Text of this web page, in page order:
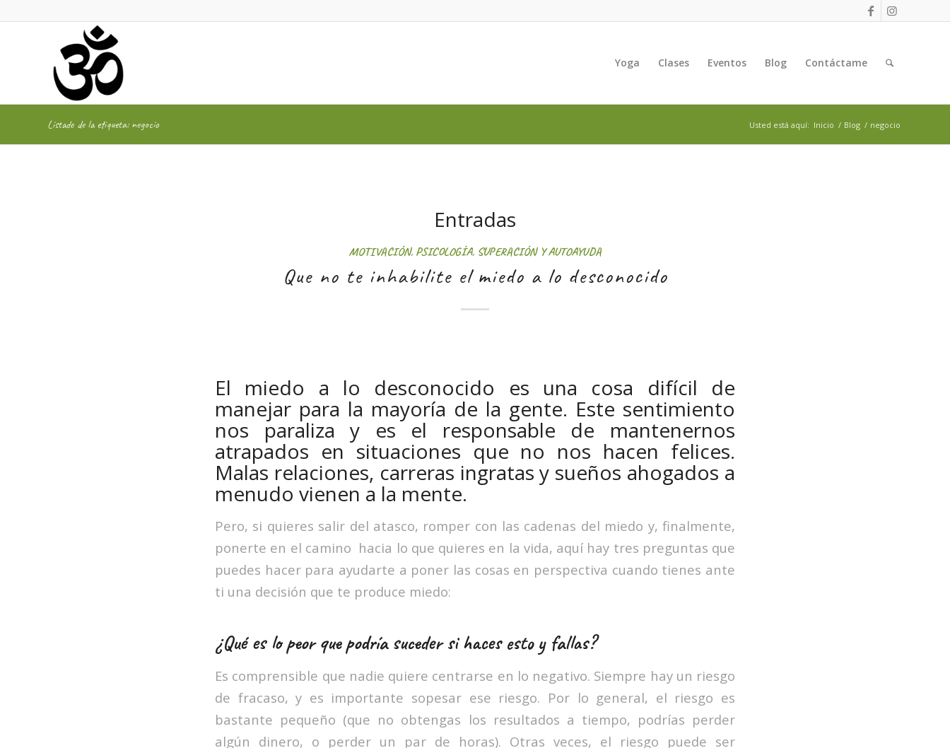
Yoga Clases Eventos Blog Contáctame
Listado de la etiqueta: negocio Usted está aquí: Inicio / Blog / negocio
Entradas
MOTIVACIÓN, PSICOLOGÍA, SUPERACIÓN Y AUTOAYUDA
Que no te inhabilite el miedo a lo desconocido
El miedo a lo desconocido es una cosa difícil de
manejar para la mayoría de la gente. Este sentimiento
nos paraliza y es el responsable de mantenernos
atrapados en situaciones que no nos hacen felices.
Malas relaciones, carreras ingratas y sueños ahogados a
menudo vienen a la mente.
Pero, si quieres salir del atasco, romper con las cadenas del miedo y, finalmente,
ponerte en el camino hacia lo que quieres en la vida, aquí hay tres preguntas que
puedes hacer para ayudarte a poner las cosas en perspectiva cuando tienes ante
ti una decisión que te produce miedo:
¿Qué es lo peor que podría suceder si haces esto y fallas?
Es comprensible que nadie quiere centrarse en lo negativo. Siempre hay un riesgo
de fracaso, y es importante sopesar ese riesgo. Por lo general, el riesgo es
bastante pequeño (que no obtengas los resultados a tiempo, podrías perder
algún dinero, o perder un par de horas). Otras veces, el riesgo puede ser